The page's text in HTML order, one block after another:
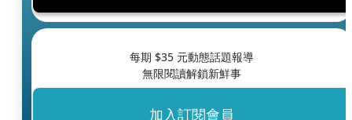
每期 $35 元動態話題報導
無限閱讀解鎖新鮮事
加入訂閱會員